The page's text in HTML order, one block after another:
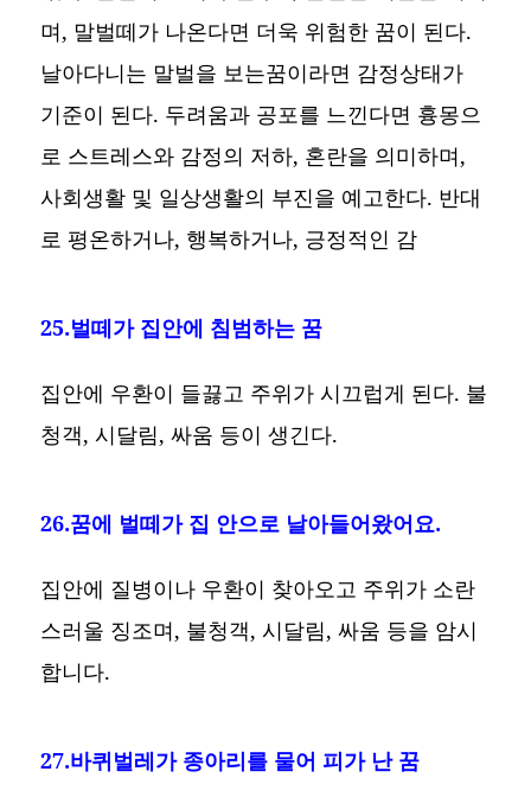
며, 말벌떼가 나온다면 더욱 위험한 꿈이 된다.
날아다니는 말벌을 보는꿈이라면 감정상태가
기준이 된다. 두려움과 공포를 느낀다면 흉몽으
로 스트레스와 감정의 저하, 혼란을 의미하며,
사회생활 및 일상생활의 부진을 예고한다. 반대
로 평온하거나, 행복하거나, 긍정적인 감
25.벌떼가 집안에 침범하는 꿈
집안에 우환이 들끓고 주위가 시끄럽게 된다. 불
청객, 시달림, 싸움 등이 생긴다.
26.꿈에 벌떼가 집 안으로 날아들어왔어요.
집안에 질병이나 우환이 찾아오고 주위가 소란
스러울 징조며, 불청객, 시달림, 싸움 등을 암시
합니다.
27.바퀴벌레가 종아리를 물어 피가 난 꿈